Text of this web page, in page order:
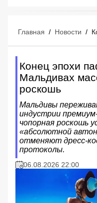
Главная / Новости /
Конец эпохи
Мальдивах
роскошь
Мальдивы
индустрии
чопорная роскошь
«абсолютной
отменяют дресс-
протоколы.
06.08.2026 22:00